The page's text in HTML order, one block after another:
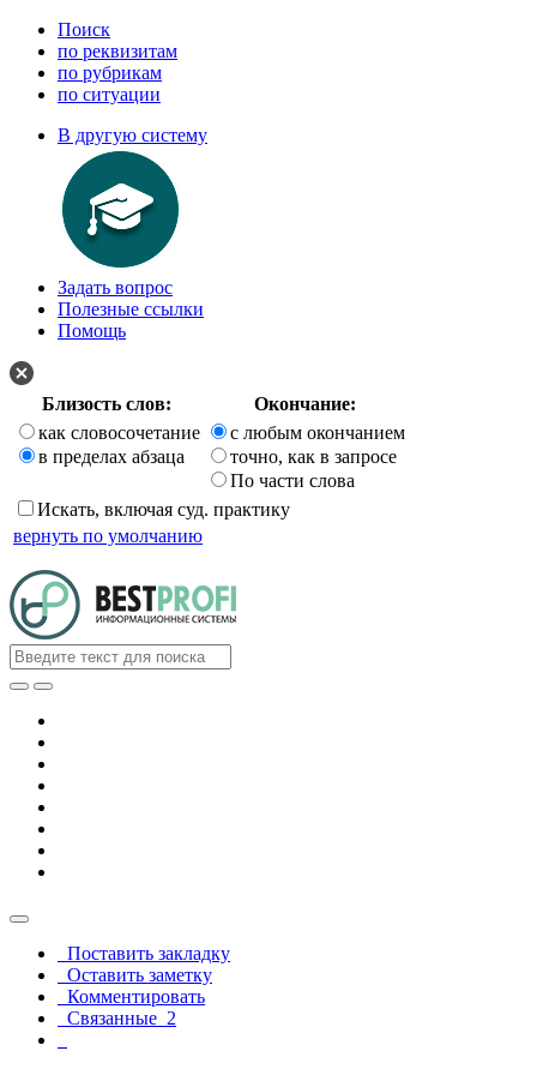
Поиск
по реквизитам
по рубрикам
по ситуации
В другую систему
Задать вопрос
Полезные ссылки
Помощь
Близость слов:
Окончание:
как словосочетание
в пределах абзаца
с любым окончанием
точно, как в запросе
По части слова
Искать, включая суд. практику
вернуть по умолчанию
Поставить закладку
Оставить заметку
Комментировать
Связанные 2